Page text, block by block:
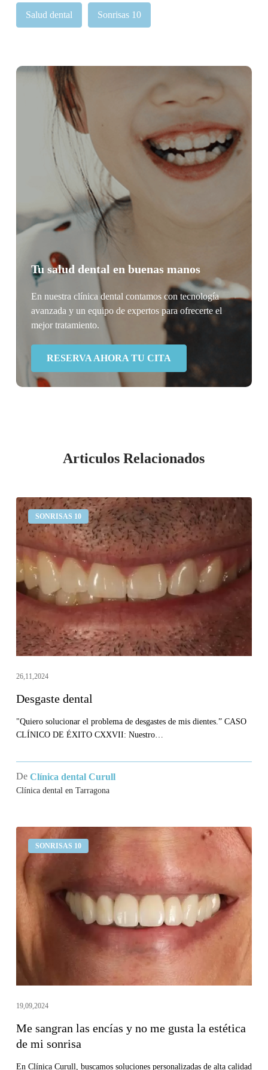
Salud dental Sonrisas 10
Tu salud dental en buenas manos
En nuestra clínica dental contamos con tecnología
avanzada y un equipo de expertos para ofrecerte el
mejor tratamiento.
RESERVA AHORA TU CITA
Articulos Relacionados
SONRISAS 10
Desgaste
dental
26,11,2024
Desgaste dental
"Quiero solucionar el problema de desgastes de mis dientes.” CASO
CLÍNICO DE ÉXITO CXXVII: Nuestro…
De Clínica dental Curull
Clínica dental en Tarragona
SONRISAS 10
sangran
las
encías
me
gusta
estética
de
sonrisa
19,09,2024
Me sangran las encías y no me gusta la estética
de mi sonrisa
En Clínica Curull, buscamos soluciones personalizadas de alta calidad